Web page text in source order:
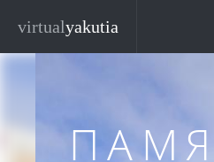
virtualyakutia